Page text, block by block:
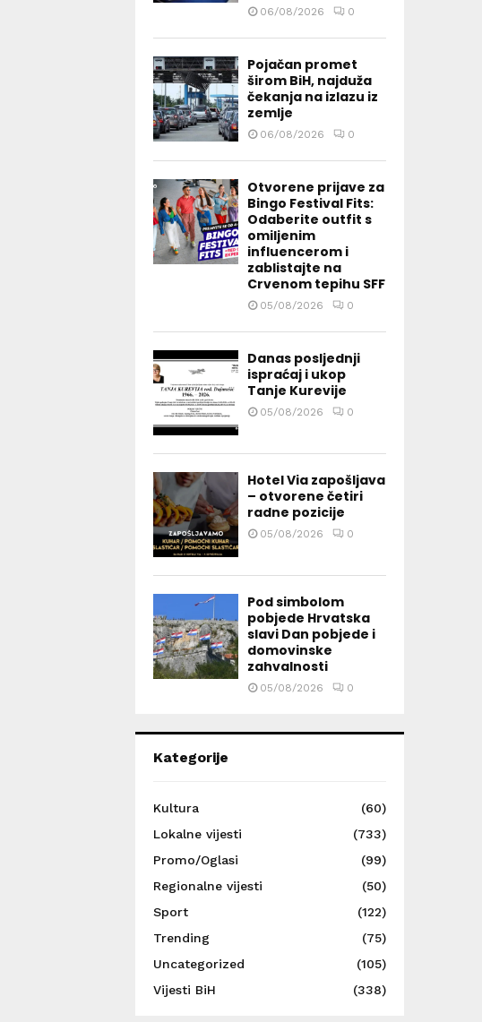
06/08/2026 0
Pojačan promet
širom BiH, najduža
čekanja na izlazu iz
zemlje
06/08/2026 0
Otvorene prijave za
Bingo Festival Fits:
Odaberite outfit s
omiljenim
influencerom i
zablistajte na
Crvenom tepihu SFF
05/08/2026 0
Danas posljednji
ispraćaj i ukop
Tanje Kurevije
05/08/2026 0
Hotel Via zapošljava
– otvorene četiri
radne pozicije
05/08/2026 0
Pod simbolom
pobjede Hrvatska
slavi Dan pobjede i
domovinske
zahvalnosti
05/08/2026 0
Kategorije
Kultura
(60)
Lokalne vijesti
(733)
Promo/Oglasi
(99)
Regionalne vijesti
(50)
Sport
(122)
Trending
(75)
Uncategorized
(105)
Vijesti BiH
(338)